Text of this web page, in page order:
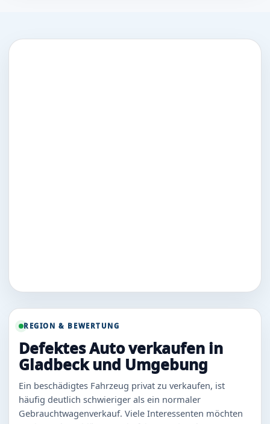
REGION & BEWERTUNG
Defektes Auto verkaufen in
Gladbeck und Umgebung
Ein beschädigtes Fahrzeug privat zu verkaufen, ist
häufig deutlich schwieriger als ein normaler
Gebrauchtwagenverkauf. Viele Interessenten möchten